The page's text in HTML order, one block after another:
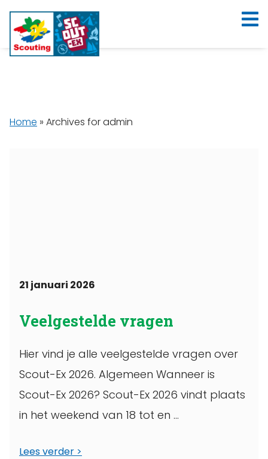
Home » Archives for admin
21 januari 2026
Veelgestelde vragen
Hier vind je alle veelgestelde vragen over
Scout-Ex 2026. Algemeen Wanneer is
Scout-Ex 2026? Scout-Ex 2026 vindt plaats
in het weekend van 18 tot en ...
Lees verder